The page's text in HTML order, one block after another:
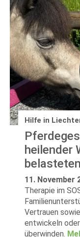
Hilfe in
heilender
11. November
Therapie im
Vertrauen
entwickeln
überwinden.